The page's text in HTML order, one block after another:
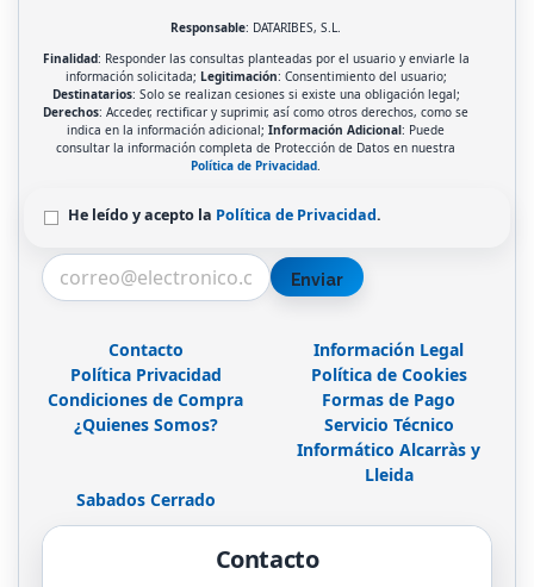
Responsable: DATARIBES, S.L.
Finalidad: Responder las consultas planteadas por el usuario y enviarle la
información solicitada; Legitimación: Consentimiento del usuario;
Destinatarios: Solo se realizan cesiones si existe una obligación legal;
Derechos: Acceder, rectificar y suprimir, así como otros derechos, como se
indica en la información adicional;Información Adicional: Puede
consultar la información completa de Protección de Datos en nuestra
Política de Privacidad
He leído y acepto la Política de Privacidad.
Enviar
Contacto
Información Legal
Política Privacidad
Política de Cookies
Condiciones de Compra
Formas de Pago
¿Quienes Somos?
Servicio Técnico
Informático Alcarràs y
Lleida
Sabados Cerrado
Contacto